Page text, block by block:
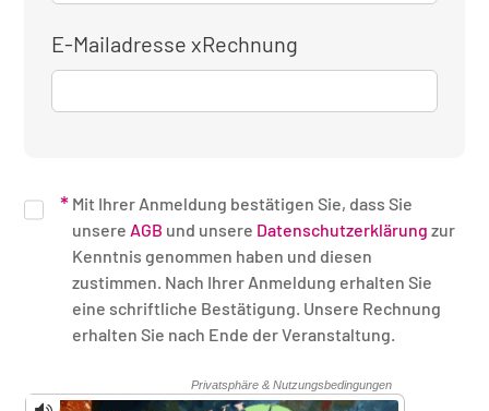
E-Mailadresse xRechnung
Mit Ihrer Anmeldung bestätigen Sie, dass Sie
unsere AGB und unsere Datenschutzerklärung zur
Kenntnis genommen haben und diesen
zustimmen. Nach Ihrer Anmeldung erhalten Sie
eine schriftliche Bestätigung. Unsere Rechnung
erhalten Sie nach Ende der Veranstaltung.
Sicherheitsüberprüfung